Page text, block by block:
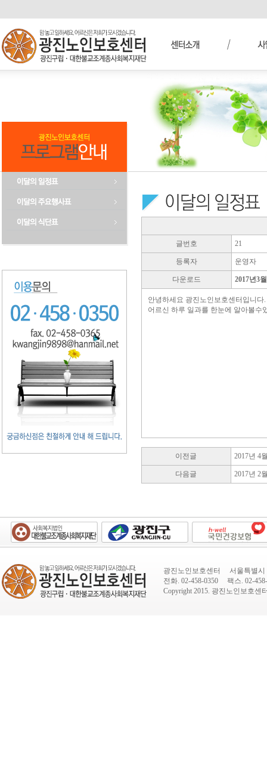
글번호 21
등록자 운영자
다운로드 2017년3
안녕하세요 광진노인보호센터입니다.
어르신 하루 일과를 한눈에 알아볼수
이전글 2017년 4
다음글 2017년 2
광진노인보호센터 서울특별시
전화. 02-458-0350 팩스. 02-
Copyright 2015. 광진노인보호센